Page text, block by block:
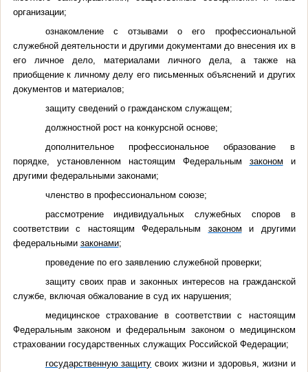
организации;
ознакомление с отзывами о его профессиональной
служебной деятельности и другими документами до внесения их в
его личное дело, материалами личного дела, а также на
приобщение к личному делу его письменных объяснений и других
документов и материалов;
защиту сведений о гражданском служащем;
должностной рост на конкурсной основе;
дополнительное профессиональное образование в
порядке, установленном настоящим Федеральным законом и
другими федеральными законами;
членство в профессиональном союзе;
рассмотрение индивидуальных служебных споров в
соответствии с настоящим Федеральным законом и другими
федеральными законами;
проведение по его заявлению служебной проверки;
защиту своих прав и законных интересов на гражданской
службе, включая обжалование в суд их нарушения;
медицинское страхование в соответствии с настоящим
Федеральным законом и федеральным законом о медицинском
страховании государственных служащих Российской Федерации;
государственную защиту своих жизни и здоровья, жизни и